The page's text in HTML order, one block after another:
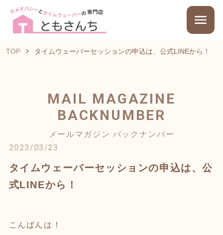
TOP タイムウェーバーセッションの申込は、公式LINEから！
MAIL MAGAZINE
BACKNUMBER
メールマガジン バックナンバー
2023/03/23
タイムウェーバーセッションの申込は、公
式LINEから！
こんばんは！